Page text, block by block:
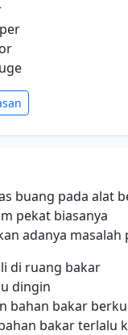
buang pada alat
pekat biasanya
adanya masalah
di ruang bakar
dingin
bahan bakar
bakar terlalu